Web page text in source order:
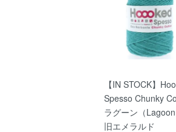
【IN STOCK】
Spesso Chunky
ラグーン（
旧エメラルド